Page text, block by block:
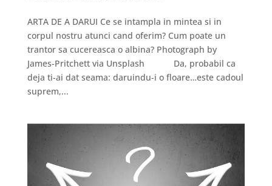
ARTA DE A DARUI Ce se intampla in mintea si in
corpul nostru atunci cand oferim? Cum poate un
trantor sa cucereasca o albina? Photograph by
James-Pritchett via Unsplash Da, probabil ca
deja ti-ai dat seama: daruindu-i o floare…este cadoul
suprem,...